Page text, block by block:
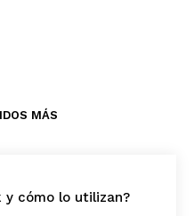
MÁS
y cómo lo utilizan?